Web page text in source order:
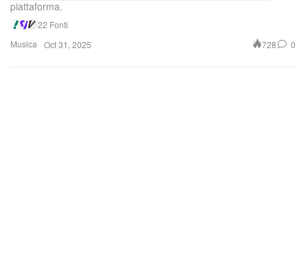
Musica
piattaforma.
22 Fonti
Oct 31, 2025
728 0